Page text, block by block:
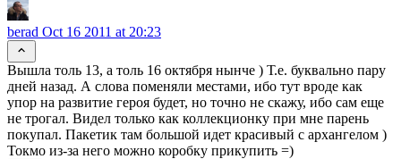
berad Oct 16 2011 at 20:23
Вышла толь 13, а толь 16 октября нынче ) Т.е. буквально пару
дней назад. А слова поменяли местами, ибо тут вроде как
упор на развитие героя будет, но точно не скажу, ибо сам еще
не трогал. Видел только как коллекционку при мне парень
покупал. Пакетик там большой идет красивый с архангелом )
Токмо из-за него можно коробку прикупить =)